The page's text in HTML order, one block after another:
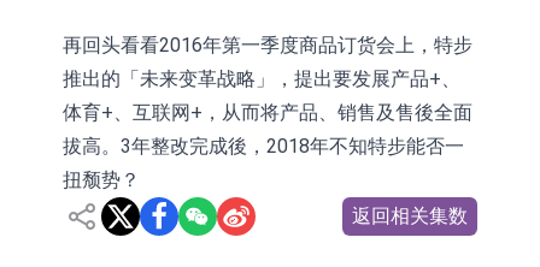
再回头看看2016年第一季度商品订货会上，特步
推出的「未来变革战略」，提出要发展产品+、
体育+、互联网+，从而将产品、销售及售後全面
拔高。3年整改完成後，2018年不知特步能否一
扭颓势？
返回相关集数